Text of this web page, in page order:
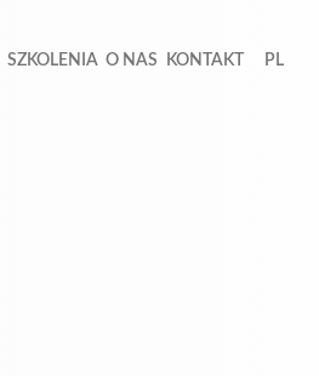
SZKOLENIA O NAS KONTAKT PL